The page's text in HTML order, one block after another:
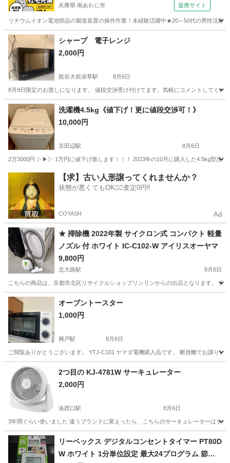
兵庫県 南あわじ市 提携サイト
リチウムイオン電池部品の製造装置の操作作業！未経験活躍中★20～50代の男性活
兵庫 南あわじ市 その他
シャープ 電子レンジ
2,000円
龍谷大前深草駅 8月6日
8月9日限定のお渡しになります。 値段交渉受け付けてます。気軽にコメントしてくだ
京都 京都市 龍谷大前深草駅 キッチン家電
洗濯機4.5kg《値下げ！更に値段交渉可！》
10,000円
京田辺駅 8月6日
2万3000円 ▷▶︎▷ 1万円に値下げ致します！！！ 2023年の10月に購入した4.5kg型洗濯
京田辺駅 生活家電 状態
【求】古い人形譲ってくれませんか？
状態が悪くてもOK🙆‍♀️査定0円‼️
COYASH Ad
★ 掃除機 2022年製 サイクロン式 コンパクト 軽量
ノズル 付 ホワイト IC-C102-W アイリスオーヤマ
9,800円
北大路駅 8月6日
こちらの商品は、京都市北区リサイクルショップリンリンからの出品となります。
京都 京都市 北大路駅 生活家電
オーブントースター
1,000円
興戸駅 8月6日
ご閲覧ありがとうございます。 YTJ-C101 ヤマダ電機購入品です。 断捨離でお譲り
京都 京田辺市 興戸駅 キッチン家電
2つ目の KJ-4781W サーキュレーター
2,000円
洛西口駅 8月6日
3年間ぐらい使いました 違うブランドに変えったら、こちらのサーキュレーターはタ
京都 京都市 洛西口駅 生活家電 サーキュレーター
リーベックス デジタルコンセントタイマー PT80D
W ホワイト 1分単位設定 最大24プログラム 節電